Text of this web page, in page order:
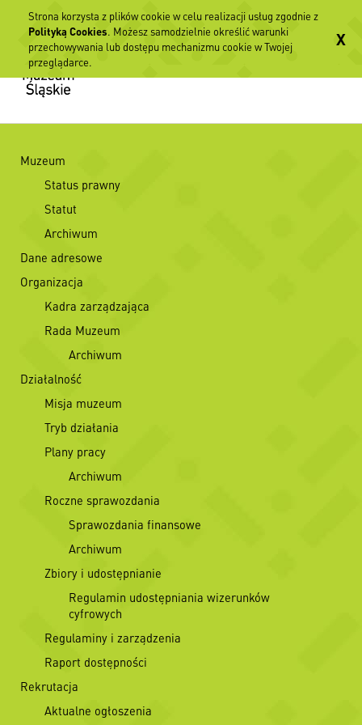
Muzeum
Status prawny
Statut
Archiwum
Dane adresowe
Organizacja
Kadra zarządzająca
Rada Muzeum
Archiwum
Działalność
Misja muzeum
Tryb działania
Plany pracy
Archiwum
Roczne sprawozdania
Sprawozdania finansowe
Archiwum
Zbiory i udostępnianie
Regulamin udostępniania wizerunków
cyfrowych
Regulaminy i zarządzenia
Raport dostępności
Rekrutacja
Aktualne ogłoszenia
Strona korzysta z plików cookie w celu realizacji usług zgodnie z
Polityką Cookies. Możesz samodzielnie określić warunki
przechowywania lub dostępu mechanizmu cookie w Twojej
przeglądarce.
X